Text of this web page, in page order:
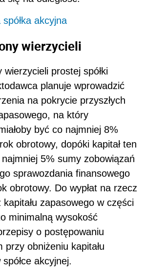
akcyjna
wierzycieli
prostej spółki
planuje wprowadzić
na pokrycie przyszłych
na który
być co najmniej 8%
obrotowy, dopóki kapitał ten
5% sumy zobowiązań
sprawozdania finansowego
obrotowy. Do wypłat na rzecz
zapasowego w części
minimalną wysokość
o postępowaniu
przy obniżeniu kapitału
akcyjnej.